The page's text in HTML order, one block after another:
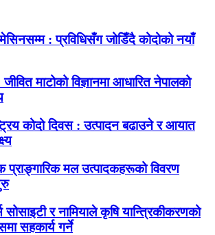
: प्रविधिसँग जोडिँदै कोदोको नयाँ
माटोको विज्ञानमा आधारित नेपालको
कोदो दिवस : उत्पादन बढाउने र आयात
प्राङ्गारिक मल उत्पादकहरूको विवरण
सोसाइटी र नामियाले कृषि यान्त्रिकीकरणको
सहकार्य गर्ने